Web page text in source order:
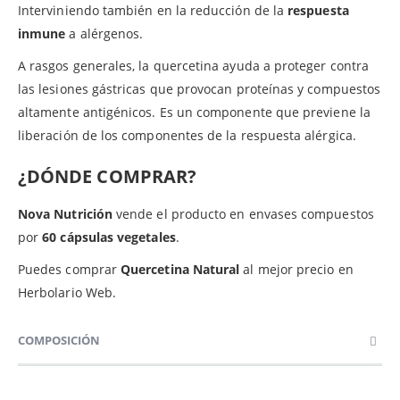
Interviniendo también en la reducción de la respuesta
inmune a alérgenos.
A rasgos generales, la quercetina ayuda a proteger contra
las lesiones gástricas que provocan proteínas y compuestos
altamente antigénicos. Es un componente que previene la
liberación de los componentes de la respuesta alérgica.
¿DÓNDE COMPRAR?
Nova Nutriciónvende el producto en envases compuestos
por60 cápsulas vegetales.
Puedes comprarQuercetina Natural al mejor precio en
Herbolario Web.
COMPOSICIÓN